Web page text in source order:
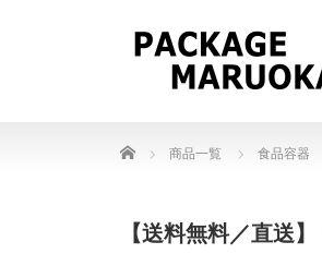
Home 商品一覧 食品容器
【送料無料／直送